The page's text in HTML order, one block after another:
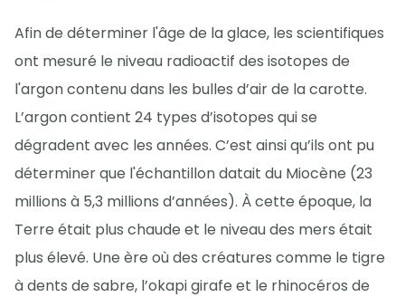
Afin de déterminer l'âge de la glace, les scientifiques
ont mesuré le niveau radioactif des isotopes de
l'argon contenu dans les bulles d’air de la carotte.
L’argon contient 24 types d’isotopes qui se
dégradent avec les années. C’est ainsi qu’ils ont pu
déterminer que l'échantillon datait du Miocène (23
millions à 5,3 millions d’années). À cette époque, la
Terre était plus chaude et le niveau des mers était
plus élevé. Une ère où des créatures comme le tigre
à dents de sabre, l’okapi girafe et le rhinocéros de